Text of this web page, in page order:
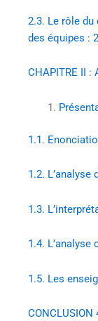
2.3. Le rôle du
des équipes :
CHAPITRE II :
1.1.
1.2. L’analyse
1.3.
1.4.
1.5. Les
CONCLUSION